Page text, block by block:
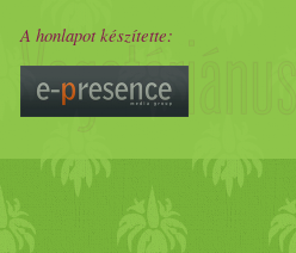
A honlapot készítette: